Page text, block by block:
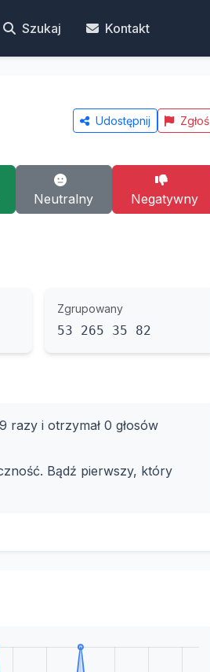
Szukaj Kontakt
Udostępnij Zgłoś
Neutralny Negatywny
Zgrupowany
53 265 35 82
razy i otrzymał 0 głosów
Bądź pierwszy, który